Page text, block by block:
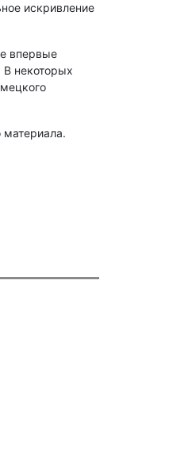
искривление
впервые
В некоторых
материала.